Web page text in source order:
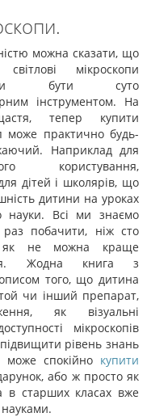
можна сказати, що
світлові мікроскопи
бути суто
інструментом. На
тепер купити
може практично будь-
Наприклад для
користування,
дітей і школярів, що
дитини на уроках
науки. Всі ми знаємо
побачити, ніж сто
як не можна краще
Жодна книга з
того, що дитина
чи інший препарат,
як візуальні
мікроскопів
рівень знань
може спокійно купити
або ж просто як
в старших класах вже